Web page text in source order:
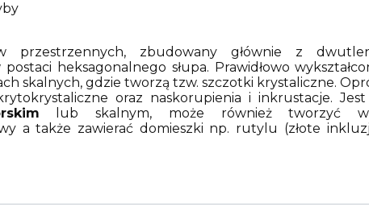
przestrzennych, zbudowany głównie z
heksagonalnego słupa. Prawidłowo
skalnych, gdzie tworzą tzw. szczotki krystaliczne.
oraz naskorupienia i inkrustacje.
lub skalnym, może również tworzyć
a także zawierać domieszki np. rutylu (złote